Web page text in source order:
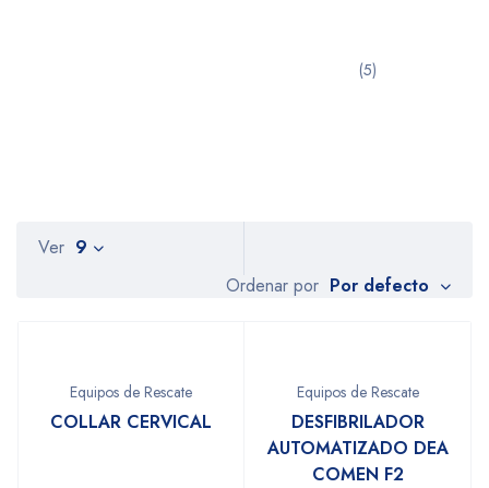
(5)
Ordenar por Por defecto
Ver 9
Equipos de Rescate
COLLAR CERVICAL
Equipos de Rescate
DESFIBRILADOR
AUTOMATIZADO DEA
COMEN F2